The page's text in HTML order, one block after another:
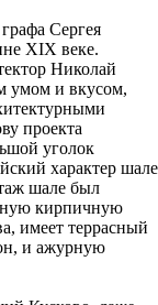
Сергея
XIX веке.
Николай
умом и вкусом,
проекта
уголок
характер шале
шале был
кирпичную
имеет террасный
и ажурную